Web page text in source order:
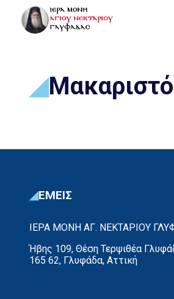
ΕΜΕΙΣ
ΙΕΡΑ ΜΟΝΗ ΑΓ. ΝΕΚΤΑΡΙΟΥ
Ήβης 109, Θέση Τερψιθέα
165 62, Γλυφάδα, Αττική